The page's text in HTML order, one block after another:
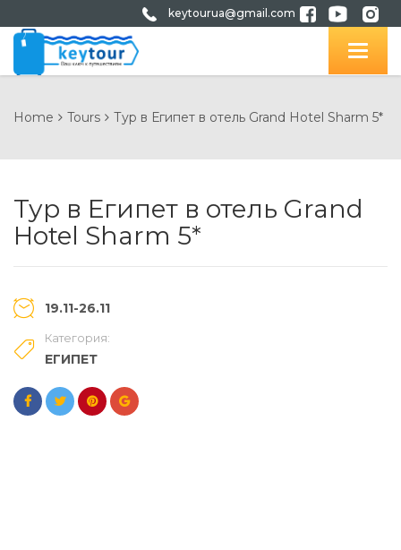
keytourua@gmail.com
Home Tours Тур в Египет в отель Grand Hotel Sharm 5*
Тур в Египет в отель Grand
Hotel Sharm 5*
19.11-26.11
Категория:
ЕГИПЕТ